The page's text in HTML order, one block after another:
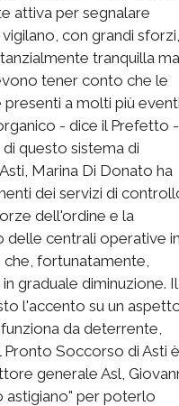
attiva per segnalare
con grandi sforzi,
tranquilla
tener conto che le
a molti più eventi
- dice il Prefetto -
questo sistema di
Marina Di Donato ha
dei servizi di
dell'ordine e la
delle centrali operative in
fortunatamente,
graduale diminuzione. Il
l'accento su un
da deterrente,
Pronto Soccorso di Asti è
generale Asl,
astigiano" per poterlo